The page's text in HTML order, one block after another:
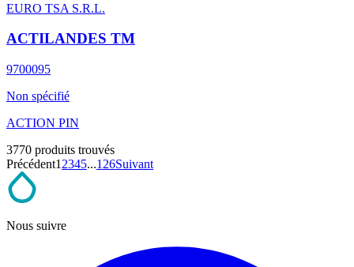
EURO TSA S.R.L.
ACTILANDES TM
9700095
Non spécifié
ACTION PIN
3770 produits trouvés
Précédent1 2345...126Suivant
Nous suivre